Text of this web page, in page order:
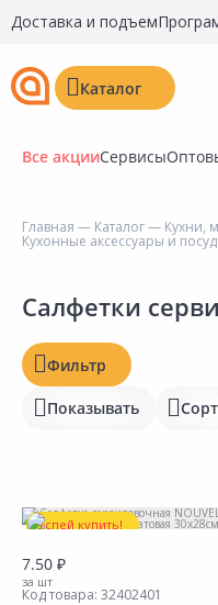
Доставка и подъем
Каталог
Войти
Все акцииСервисы
Главная — Каталог— Кухни,
Кухонные аксессуары и
Салфетки
Наличие на
Статус
Отзывы
Размер
Тип
Фильтр
Показывать
Успей купить!
7.50 ₽
за шт
Код товара: 32402401